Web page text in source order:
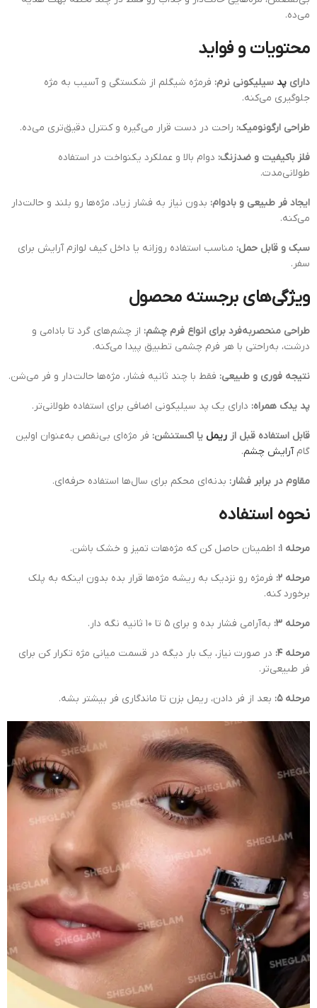
می‌ده.
محتویات و فواید
دارای پد سیلیکونی نرم: فرمژه شیگلم از شکستگی و آسیب به مژه
جلوگیری می‌کنه.
طراحی ارگونومیک: راحت در دست قرار می‌گیره و کنترل دقیق‌تری می‌ده.
فلز باکیفیت و ضدزنگ: دوام بالا و عملکرد یکنواخت در استفاده
طولانی‌مدت.
ایجاد فر طبیعی و بادوام: بدون نیاز به فشار زیاد، مژه‌ها رو بلند و حالت‌دار
می‌کنه.
سبک و قابل حمل: مناسب استفاده روزانه یا داخل کیف لوازم آرایش برای
سفر.
ویژگی‌های برجسته محصول
طراحی منحصر‌به‌فرد برای انواع فرم چشم: از چشم‌های گرد تا بادامی و
درشت، به‌راحتی با هر فرم چشمی تطبیق پیدا می‌کنه.
نتیجه فوری و طبیعی: فقط با چند ثانیه فشار، مژه‌ها حالت‌دار و فر می‌شن.
پد یدک همراه: دارای یک پد سیلیکونی اضافی برای استفاده طولانی‌تر.
قابل استفاده قبل از ریمل یا اکستنشن: فر مژه‌ای بی‌نقص به‌عنوان اولین
گامآرایش چشم.
مقاوم در برابر فشار: بدنه‌ای محکم برای سال‌ها استفاده حرفه‌ای.
نحوه استفاده
مرحله ۱: اطمینان حاصل کن که مژه‌هات تمیز و خشک باشن.
مرحله ۲:
فرمژه رو نزدیک به ریشه مژه‌ها قرار بده بدون اینکه به پلک
برخورد کنه.
مرحله ۳: به‌آرامی فشار بده و برای ۵ تا ۱۰ ثانیه نگه دار.
مرحله ۴:
در صورت نیاز، یک بار دیگه در قسمت میانی مژه تکرار کن برای
فر طبیعی‌تر.
مرحله ۵: بعد از فر دادن، ریمل بزن تا ماندگاری فر بیشتر بشه.